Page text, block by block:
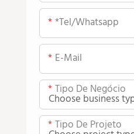
*tel/whatsapp
E-Mail
Tipo De Negócio
Tipo De Projeto